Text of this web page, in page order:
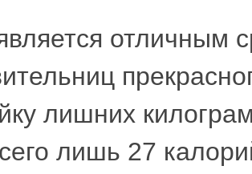
отличным
лишних
лишь 27